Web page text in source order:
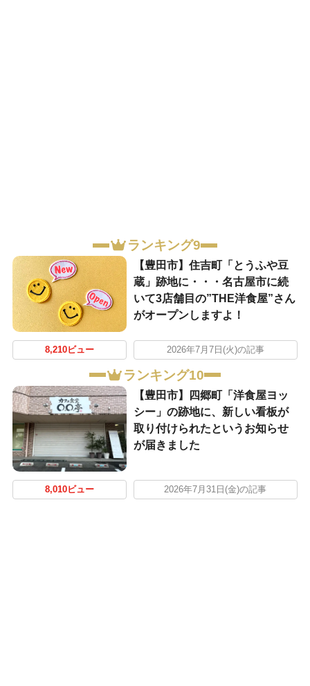
ランキング9
【豊田市】住吉町「とうふや豆
蔵」跡地に・・・名古屋市に続
いて3店舗目の”THE洋食屋”さん
がオープンしますよ！
8,210ビュー 2026年7月7日(火)の記事
ランキング10
【豊田市】四郷町「洋食屋ヨッ
シー」の跡地に、新しい看板が
取り付けられたというお知らせ
が届きました
8,010ビュー 2026年7月31日(金)の記事